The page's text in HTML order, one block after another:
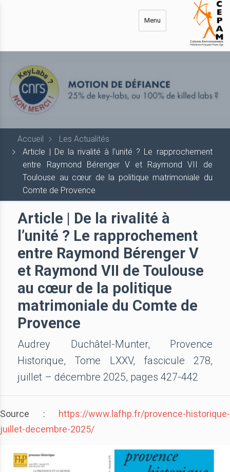
Menu
Accueil
Les Actualités
Article | De la rivalité à l’unité ? Le rapprochement
entre Raymond Bérenger V et Raymond VII de
Toulouse au cœur de la politique matrimoniale du
Comte de Provence
Article | De la rivalité à
l’unité ? Le rapprochement
entre Raymond Bérenger V
et Raymond VII de Toulouse
au cœur de la politique
matrimoniale du Comte de
Provence
Audrey Duchâtel-Munter, Provence
Historique, Tome LXXV, fascicule 278,
juillet – décembre 2025, pages 427-442
Source : https://www.lafhp.fr/provence-historique-
juillet-decembre-2025/